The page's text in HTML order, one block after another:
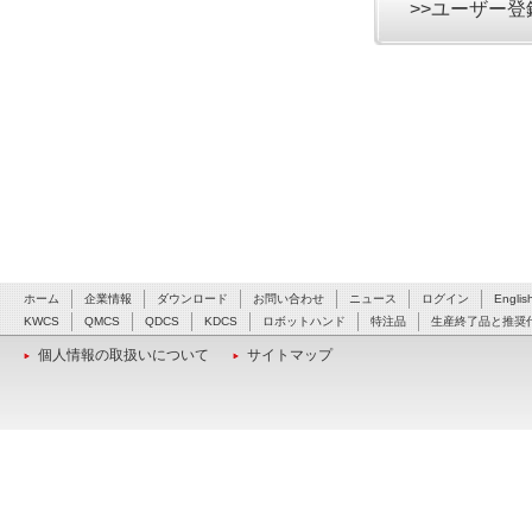
>>ユーザー
ホーム 企業情報 ダウンロード お問い合わせ ニュース ログイン
KWCS
QMCS QDCS KDCS ロボットハンド 特注品 生産終了品と推奨
個人情報の取扱いについて サイトマップ